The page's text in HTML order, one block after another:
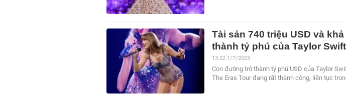
Tài sản 740 triệu USD và
thành tỷ phú của Taylor Swift
13:22 1/7/2023
Con đường trở thành tỷ phú USD của Taylor
The Eras Tour đang rất thành công, liên tục